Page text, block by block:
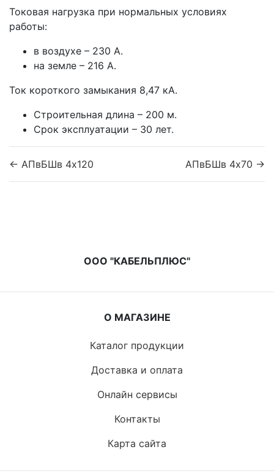
Токовая нагрузка при нормальных условиях
работы:
в воздухе – 230 А.
на земле – 216 А.
Ток короткого замыкания 8,47 кА.
Строительная длина – 200 м.
Срок эксплуатации – 30 лет.
← АПвБШв 4x120 АПвБШв 4x70 →
ООО "КАБЕЛЬПЛЮС"
О МАГАЗИНЕ
Каталог продукции
Доставка и оплата
Онлайн сервисы
Контакты
Карта сайта